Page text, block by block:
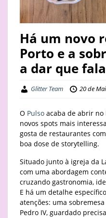
Há um novo
Porto e a
a dar que
Glitter Team 20 de
O Pulso acaba de abrir no
novos spots mais
gosta de restaurantes
boa dose de storytelling.
Situado junto à igreja da
com uma abordagem
cruzando gastronomia,
E há um detalhe
atenções: uma
Pedro IV, guardado
STAY
BUSINESS
ABOUT